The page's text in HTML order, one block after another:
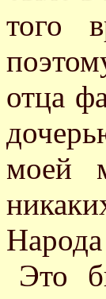
того
отца
моей
Это